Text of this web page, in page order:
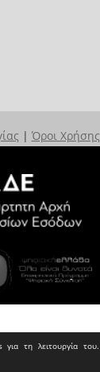
για τη λειτουργία του.
| Όροι Χρήσης